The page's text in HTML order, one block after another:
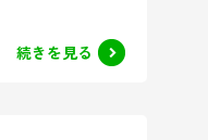
続きを見る